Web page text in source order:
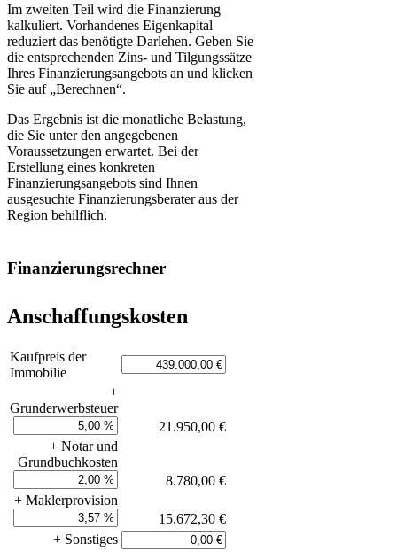
Im zweiten Teil wird die Finanzierung
kalkuliert. Vorhandenes Eigenkapital
reduziert das benötigte Darlehen. Geben Sie
die entsprechenden Zins- und Tilgungssätze
Ihres Finanzierungsangebots an und klicken
Sie auf „Berechnen“.
Das Ergebnis ist die monatliche Belastung,
die Sie unter den angegebenen
Voraussetzungen erwartet. Bei der
Erstellung eines konkreten
Finanzierungsangebots sind Ihnen
ausgesuchte Finanzierungsberater aus der
Region behilflich.
Finanzierungsrechner
Anschaffungskosten
Kaufpreis der
Immobilie
+
Grunderwerbsteuer
21.950,00 €
+ Notar und
Grundbuchkosten
8.780,00 €
+ Maklerprovision
15.672,30 €
+ Sonstiges